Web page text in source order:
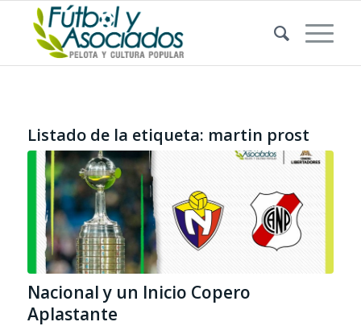
Listado de la etiqueta: martin prost
Nacional y un Inicio Copero
Aplastante